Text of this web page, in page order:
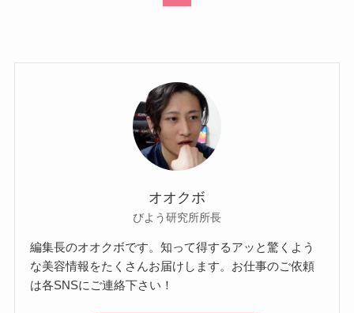
オオクボ
びよう研究所所長
編集長のオオクボです。知って得するアッと驚くよう
な美容情報をたくさんお届けします。お仕事のご依頼
は各SNSにご連絡下さい！